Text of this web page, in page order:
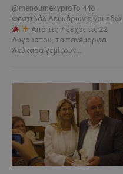
@menoumekyproΤο 44ο
Φεστιβάλ Λευκάρων είναι εδώ!
Από τις 7 μέχρι τις 22
Αυγούστου, τα πανέμορφα
Λεύκαρα γεμίζουν...